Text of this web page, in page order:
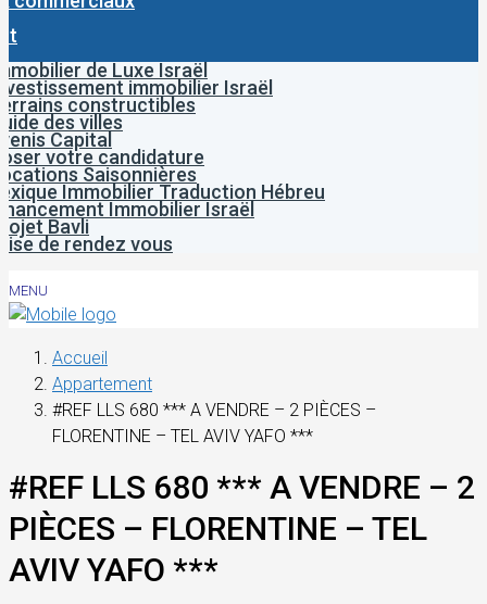
de Luxe Israël
immobilier Israël
constructibles
des villes
Capital
votre candidature
Saisonnières
Immobilier Traduction Hébreu
Immobilier Israël
Bavli
de rendez vous
MENU
Accueil
Appartement
#REF LLS 680 *** A VENDRE – 2 PIÈCES –
FLORENTINE – TEL AVIV YAFO ***
#REF LLS 680 *** A VENDRE – 2
PIÈCES – FLORENTINE – TEL
AVIV YAFO ***